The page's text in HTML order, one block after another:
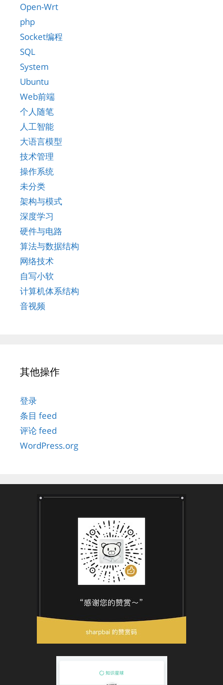
Open-Wrt
php
Socket编程
SQL
System
Ubuntu
Web前端
个人随笔
人工智能
大语言模型
技术管理
操作系统
未分类
架构与模式
深度学习
硬件与电路
算法与数据结构
网络技术
自写小软
计算机体系结构
音视频
其他操作
登录
条目 feed
评论 feed
WordPress.org